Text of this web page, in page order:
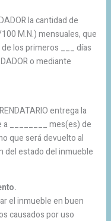
la cantidad de
M.N.) mensuales, que
los primeros ___ días
o mediante
entrega la
________ mes(es) de
que será devuelto al
del estado del inmueble
el inmueble en buen
causados por uso